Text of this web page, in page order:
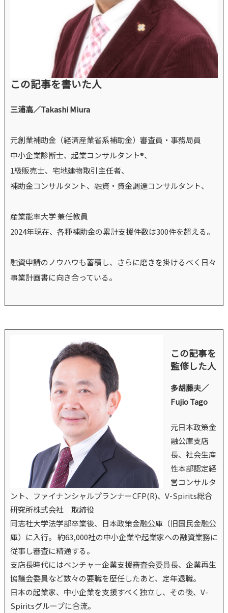
この記事を書いた人
三浦高／Takashi Miura
元創業補助金（経済産業省系補助金）審査員・事務局員
中小企業診断士、起業コンサルタント®、
1級販売士、宅地建物取引主任者、
補助金コンサルタント、融資・資金調達コンサルタント、
産業能率大学 兼任教員
2024年現在、各種補助金の累計支援件数は300件を超える。
融資申請のノウハウも蓄積し、さらに磨きを掛けるべく日々
事業計画書に向き合っている。
この記事を
監修した人
多胡藤夫／
Fujio Tago
元日本政策金
融公庫支店
長、社会生産
性本部認定経
営コンサルタ
ント、ファイナンシャルプランナーCFP(R)、V-Spirits総合
研究所株式会社 取締役
同志社大学法学部卒業後、日本政策金融公庫（旧国民金融公
庫）に入行。 約63,000社の中小企業や起業家への融資業務に
従事し審査に精通する。
支店長時代にはベンチャー企業支援審査会委員長、企業再生
協議会委員など数々の要職を歴任したあと、定年退職。
日本の起業家、中小企業を支援すべく独立し、その後、V-
Spiritsグループに合流。